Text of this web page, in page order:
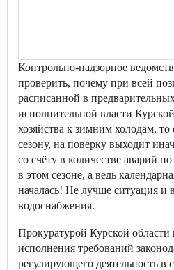
Контрольно-надзорное
проверить, почему при всей
расписанной в
исполнительной власти
хозяйства к зимним холодам, то
сезону, на поверку выходит
со счёту в количестве аварий
в этом сезоне, а ведь
началась! Не лучше ситуация и
водоснабжения.
Прокуратурой Курской области
исполнения требований
регулирующего деятельность